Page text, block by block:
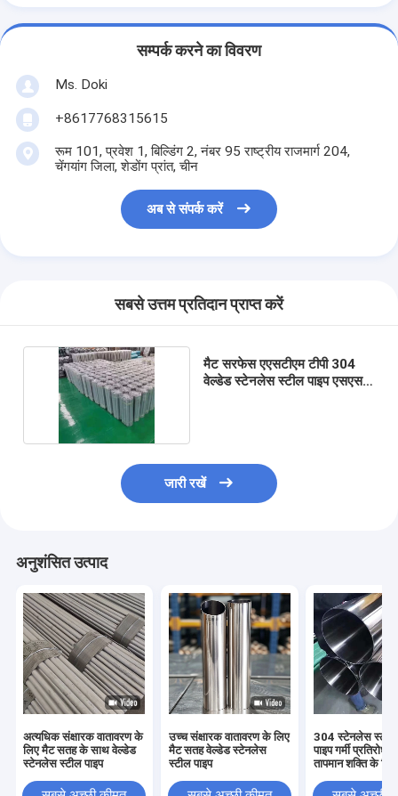
सम्पर्क करने का विवरण
Ms. Doki
+8617768315615
रूम 101, प्रवेश 1, बिल्डिंग 2, नंबर 95 राष्ट्रीय राजमार्ग 204,
चेंगयांग जिला, शेडोंग प्रांत, चीन
अब से संपर्क करें
सबसे उत्तम प्रतिदान प्राप्त करें
मैट सरफेस एएसटीएम टीपी 304
वेल्डेड स्टेनलेस स्टील पाइप एसएस
जारी रखें
अनुशंसित उत्पाद
अत्यधिक संक्षारक वातावरण के
लिए मैट सतह के साथ वेल्डेड
स्टेनलेस स्टील पाइप
उच्च संक्षारक वातावरण के लिए
मैट सतह वेल्डेड स्टेनलेस
स्टील पाइप
304 स्टेनलेस स्टील
पाइप गर्मी
तापमान शक्ति के लिए